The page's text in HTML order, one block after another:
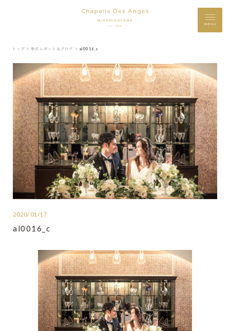
MENU
トップ ＞ 挙式レポート＆ブログ ＞ al0016_c
2020/01/17
al0016_c